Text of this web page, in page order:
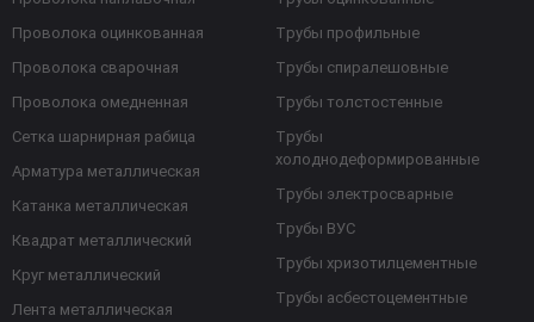
Проволока оцинкованная
Проволока сварочная
Проволока омедненная
Сетка шарнирная рабица
Арматура металлическая
Катанка металлическая
Квадрат металлический
Круг металлический
Лента металлическая
Трубы профильные
Трубы спиралешовные
Трубы толстостенные
Трубы
холоднодеформированные
Трубы электросварные
Трубы ВУС
Трубы хризотилцементные
Трубы асбестоцементные